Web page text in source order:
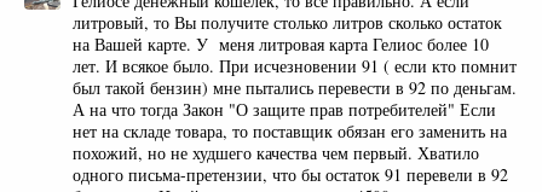
литровый, то Вы получите столько литров сколько остаток
на Вашей карте. У меня литровая карта Гелиос более 10
лет. И всякое было. При исчезновении 91 ( если кто помнит
был такой бензин) мне пытались перевести в 92 по деньгам.
А на что тогда Закон "О защите прав потребителей" Если
нет на складе товара, то поставщик обязан его заменить на
похожий, но не худшего качества чем первый. Хватило
одного письма-претензии, что бы остаток 91 перевели в 92